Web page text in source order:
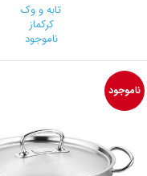
تابه و وک
کرکماز
ناموجود
ناموجود